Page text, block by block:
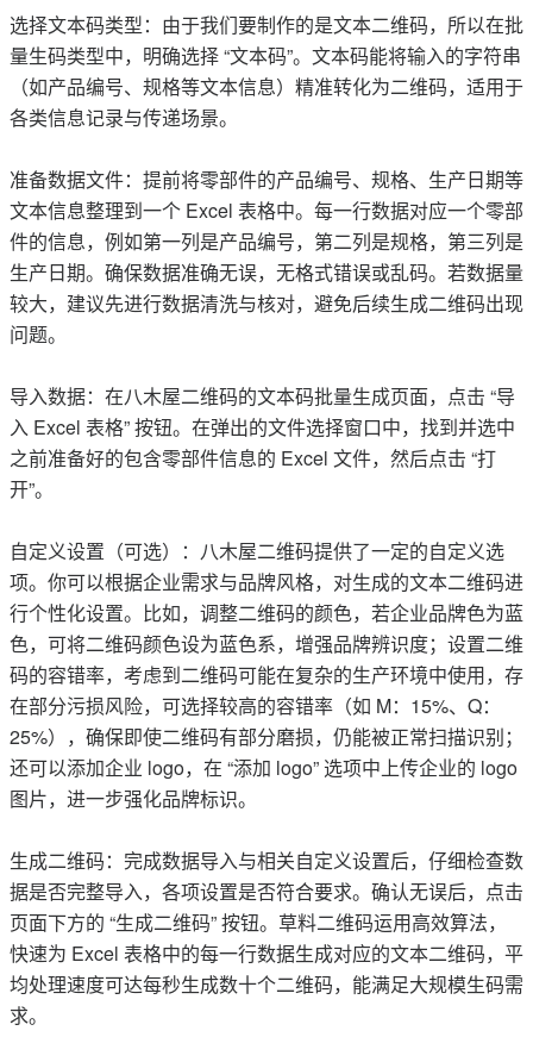
选择文本码类型：由于我们要制作的是文本二维码，所以在批
量生码类型中，明确选择 “文本码”。文本码能将输入的字符串
（如产品编号、规格等文本信息）精准转化为二维码，适用于
各类信息记录与传递场景。
准备数据文件：提前将零部件的产品编号、规格、生产日期等
文本信息整理到一个 Excel 表格中。每一行数据对应一个零部
件的信息，例如第一列是产品编号，第二列是规格，第三列是
生产日期。确保数据准确无误，无格式错误或乱码。若数据量
较大，建议先进行数据清洗与核对，避免后续生成二维码出现
问题。
导入数据：在八木屋二维码的文本码批量生成页面，点击 “导
入 Excel 表格” 按钮。在弹出的文件选择窗口中，找到并选中
之前准备好的包含零部件信息的 Excel 文件，然后点击 “打
开”。
自定义设置（可选）：八木屋二维码提供了一定的自定义选
项。你可以根据企业需求与品牌风格，对生成的文本二维码进
行个性化设置。比如，调整二维码的颜色，若企业品牌色为蓝
色，可将二维码颜色设为蓝色系，增强品牌辨识度；设置二维
码的容错率，考虑到二维码可能在复杂的生产环境中使用，存
在部分污损风险，可选择较高的容错率（如 M：15%、Q：
25%），确保即使二维码有部分磨损，仍能被正常扫描识别；
还可以添加企业 logo，在 “添加 logo” 选项中上传企业的 logo
图片，进一步强化品牌标识。
生成二维码：完成数据导入与相关自定义设置后，仔细检查数
据是否完整导入，各项设置是否符合要求。确认无误后，点击
页面下方的 “生成二维码” 按钮。草料二维码运用高效算法，
快速为 Excel 表格中的每一行数据生成对应的文本二维码，平
均处理速度可达每秒生成数十个二维码，能满足大规模生码需
求。